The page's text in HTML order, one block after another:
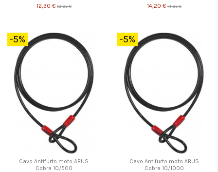
12,30 € 12,95 €
14,20 € 14,95 €
-5%
Cavo Antifurto moto ABUS
Cobra 10/500
-5%
Cavo Antifurto moto ABUS
Cobra 10/1000